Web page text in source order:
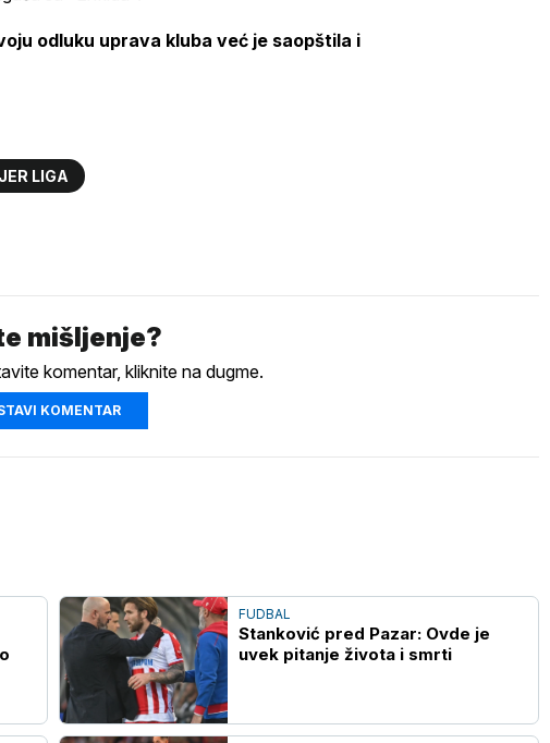
odluku uprava kluba već je saopštila i
LIGA
mišljenje?
komentar, kliknite na dugme.
KOMENTAR
FUDBAL
Stanković pred Pazar: Ovde je
uvek pitanje života i smrti